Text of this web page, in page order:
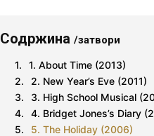
Содржина/затвори
1. About Time (2013)
2. New Year’s Eve (2011)
3. High School Musical
4. Bridget Jones’s Diary
5. The Holiday (2006)